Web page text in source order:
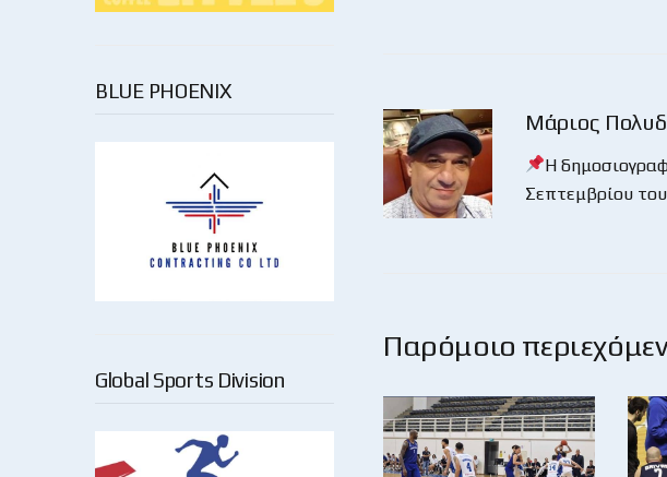
BLUE PHOENIX
Global Sports Division
Μάριος
Η
Σεπτεμβρίου
Παρόμοιο